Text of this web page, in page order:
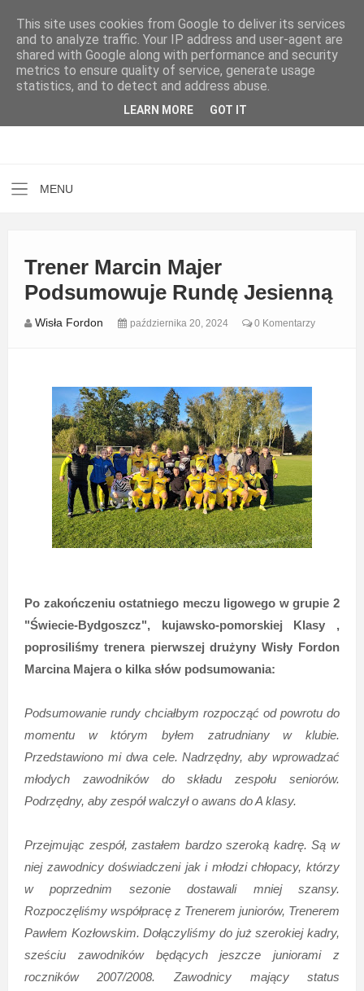
Trener Marcin Majer
Podsumowuje Rundę Jesienną
Wisła Fordon października 20, 2024 0 Komentarzy
Po zakończeniu ostatniego meczu ligowego wgrupie 2
"Świecie-Bydgoszcz", kujawsko-pomorskiej Klasy ,
poprosiliśmy trenera pierwszej drużyny Wisły Fordon
Marcina Majera o kilka słów podsumowania:
Podsumowanie rundy chciałbym rozpocząć od powrotu do
momentu w którym byłem zatrudniany w klubie.
Przedstawiono mi dwa cele. Nadrzędny, aby wprowadzać
młodych zawodników do składu zespołu seniorów.
Podrzędny, aby zespół walczył o awans do A klasy.
Przejmując zespół, zastałem bardzo szeroką kadrę. Są w
niej zawodnicy doświadczeni jak i młodzi chłopacy, którzy
w poprzednim sezonie dostawali mniej szansy.
Rozpoczęliśmy współpracę z Trenerem juniorów, Trenerem
Pawłem Kozłowskim. Dołączyliśmy do już szerokiej kadry,
sześciu zawodników będących jeszcze juniorami z
roczników 2007/2008. Zawodnicy mający status
This site uses cookies from Google to deliver its services
and to analyze traffic. Your IP address and user-agent are
shared with Google along with performance and security
metrics to ensure quality of service, generate usage
statistics, and to detect and address abuse.
LEARN MORE GOT IT